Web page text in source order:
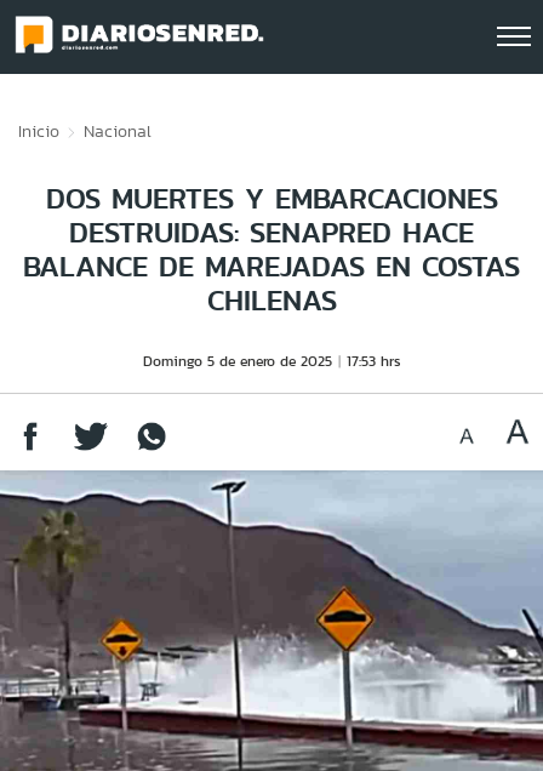
Inicio Nacional
DOS MUERTES Y EMBARCACIONES
DESTRUIDAS: SENAPRED HACE
BALANCE DE MAREJADAS EN COSTAS
CHILENAS
Domingo 5 de enero de 2025 17:53 hrs